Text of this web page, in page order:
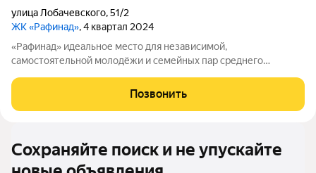
улица Лобачевского,51/2
ЖК «Рафинад», 4 квартал 2024
«Рафинад» идеальное место для независимой,
самостоятельной молодёжи и семейных пар среднего
ценящим экологию людям. Проект «Рафинад» создан для
современных людей, мечтающих жить на малом удалении
Позвонить
Сохраняйте поиск и не упускайте